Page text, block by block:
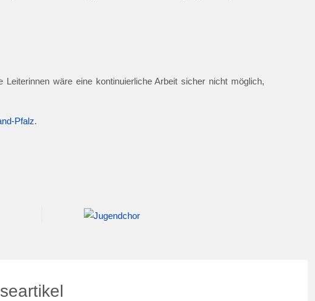
wäre eine kontinuierliche Arbeit sicher nicht möglich,
Pfalz.